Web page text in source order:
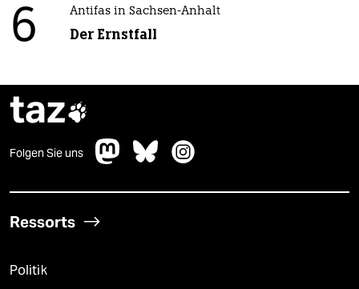
6 Antifas in Sachsen-Anhalt
Der Ernstfall
taz
Folgen Sie uns
Ressorts
Politik